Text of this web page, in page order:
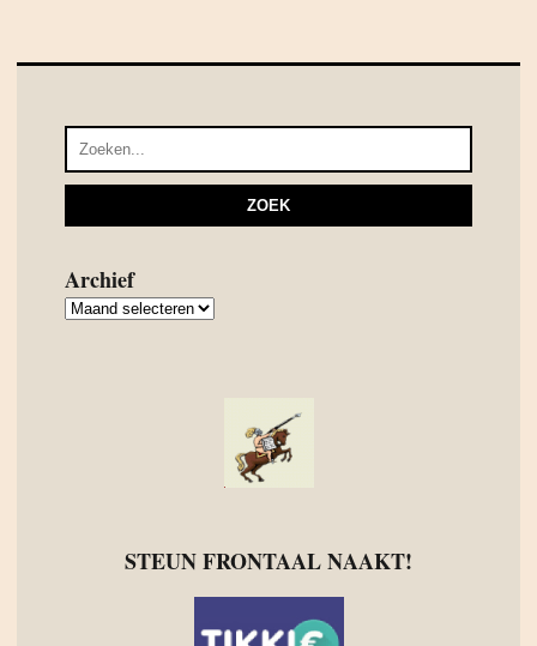
Archief
Archief
STEUN FRONTAAL NAAKT!